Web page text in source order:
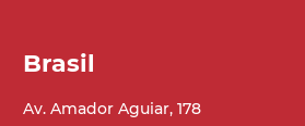
Brasil
Av. Amador Aguiar, 178